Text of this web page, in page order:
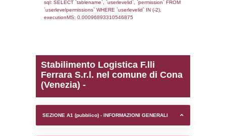
sql: SELECT `userlevelid`, `userlevelname`
0.00020098686218262
sql: SELECT `tablename`, `userlevelid`,
executionMS: 0.00096893310546875